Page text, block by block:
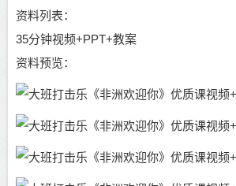
资料列表：
35分钟视频+PPT+教案
资料预览：